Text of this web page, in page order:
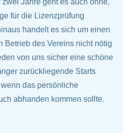
für die Lizenzprüfung
handelt es sich um einen
Betrieb des Vereins nicht nötig
von uns sicher eine schöne
zurückliegende Starts
das persönliche
abhanden kommen sollte.